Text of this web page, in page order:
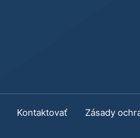
Kontaktovať
Zásady